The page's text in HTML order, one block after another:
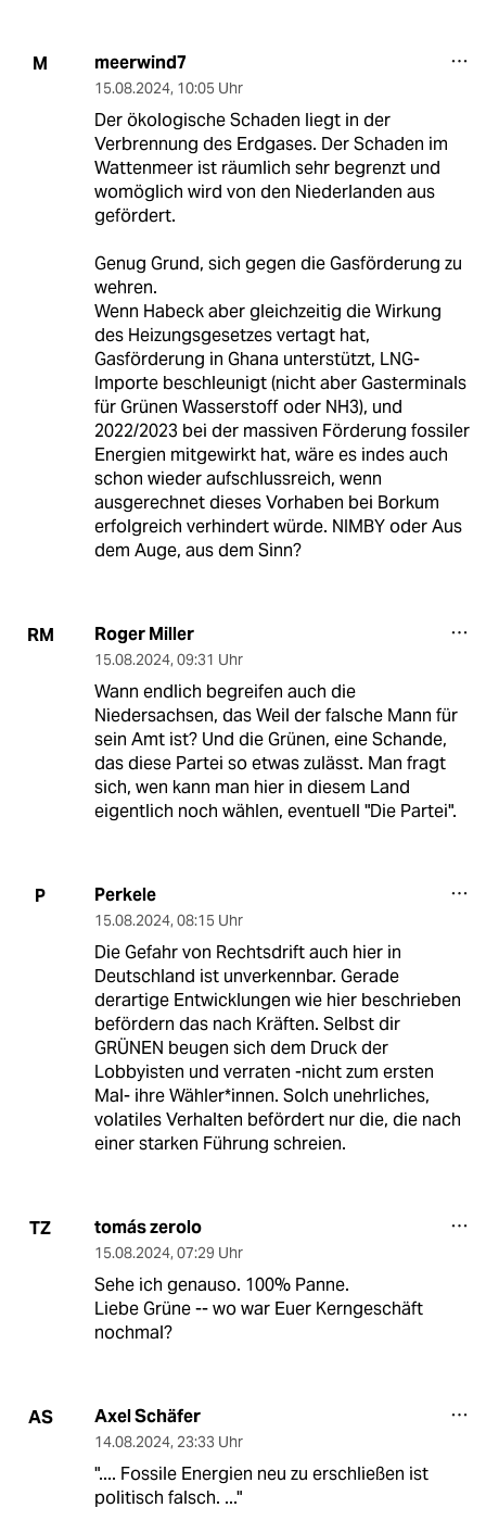
M meerwind7
15.08.2024, 10:05 Uhr
Der ökologische Schaden liegt in der
Verbrennung des Erdgases. Der Schaden im
Wattenmeer ist räumlich sehr begrenzt und
womöglich wird von den Niederlanden aus
gefördert.
Genug Grund, sich gegen die Gasförderung zu
wehren.
Wenn Habeck aber gleichzeitig die Wirkung
des Heizungsgesetzes vertagt hat,
Gasförderung in Ghana unterstützt, LNG-
Importe beschleunigt (nicht aber Gasterminals
für Grünen Wasserstoff oder NH3), und
2022/2023 bei der massiven Förderung fossiler
Energien mitgewirkt hat, wäre es indes auch
schon wieder aufschlussreich, wenn
ausgerechnet dieses Vorhaben bei Borkum
erfolgreich verhindert würde. NIMBY oder Aus
dem Auge, aus dem Sinn?
RM Roger Miller
15.08.2024, 09:31 Uhr
Wann endlich begreifen auch die
Niedersachsen, das Weil der falsche Mann für
sein Amt ist? Und die Grünen, eine Schande,
das diese Partei so etwas zulässt. Man fragt
sich, wen kann man hier in diesem Land
eigentlich noch wählen, eventuell "Die Partei".
P Perkele
15.08.2024, 08:15 Uhr
Die Gefahr von Rechtsdrift auch hier in
Deutschland ist unverkennbar. Gerade
derartige Entwicklungen wie hier beschrieben
befördern das nach Kräften. Selbst dir
GRÜNEN beugen sich dem Druck der
Lobbyisten und verraten -nicht zum ersten
Mal- ihre Wähler*innen. Solch unehrliches,
volatiles Verhalten befördert nur die, die nach
einer starken Führung schreien.
TZ tomás zerolo
15.08.2024, 07:29 Uhr
Sehe ich genauso. 100% Panne.
Liebe Grüne -- wo war Euer Kerngeschäft
nochmal?
AS Axel Schäfer
14.08.2024, 23:33 Uhr
".... Fossile Energien neu zu erschließen ist
politisch falsch. ..."